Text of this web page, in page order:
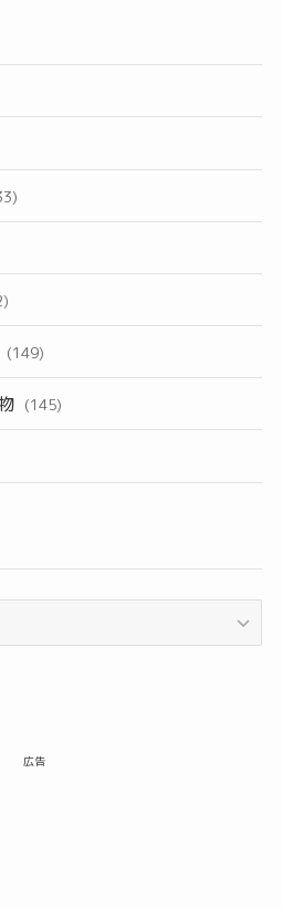
(149)
(145)
広告